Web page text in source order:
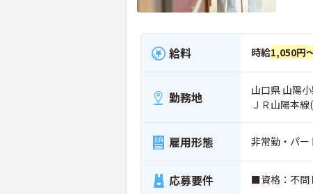
給料 時給1,050円
勤務地
山口県 山陽
ＪＲ山陽本
雇用形態 非常勤・パー
応募要件 ■資格：不問